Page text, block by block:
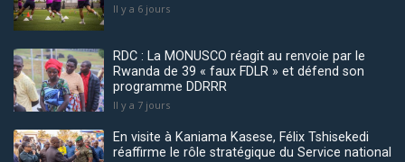
Il y a 6 jours
RDC : La MONUSCO réagit au renvoie par le
Rwanda de 39 « faux FDLR » et défend son
programme DDRRR
Il y a 7 jours
En visite à Kaniama Kasese, Félix Tshisekedi
réaffirme le rôle stratégique du Service national